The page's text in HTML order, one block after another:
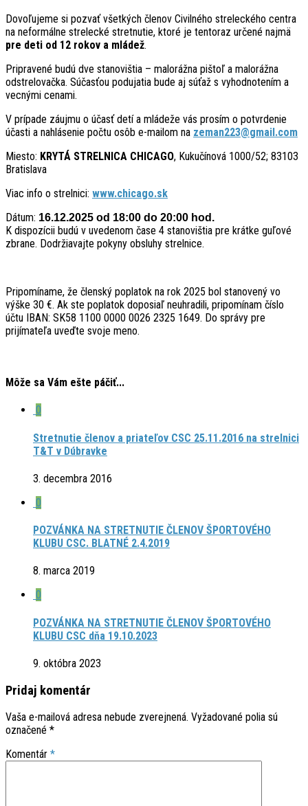
Dovoľujeme si pozvať všetkých členov Civilného streleckého centra
na neformálne strelecké stretnutie, ktoré je tentoraz určené najmä
pre deti od 12 rokov a mládež.
Pripravené budú dve stanovištia – malorážna pištoľ a malorážna
odstrelovačka. Súčasťou podujatia bude aj súťaž s vyhodnotením a
vecnými cenami.
V prípade záujmu o účasť detí a mládeže vás prosím o potvrdenie
účasti a nahlásenie počtu osôb e-mailom na zeman223@gmail.com
Miesto: KRYTÁ STRELNICA CHICAGO, Kukučínová 1000/52; 83103
Bratislava
Viac info o strelnici: www.chicago.sk
Dátum: 16.12.2025 od 18:00 do 20:00 hod.
K dispozícii budú v uvedenom čase 4 stanovištia pre krátke guľové
zbrane. Dodržiavajte pokyny obsluhy strelnice.
Pripomíname, že členský poplatok na rok 2025 bol stanovený vo
výške 30 €. Ak ste poplatok doposiaľ neuhradili, pripomínam číslo
účtu IBAN: SK58 1100 0000 0026 2325 1649. Do správy pre
prijímateľa uveďte svoje meno.
Môže sa Vám ešte páčiť...
0
Stretnutie členov a priateľov CSC 25.11.2016 na strelnici
T&T v Dúbravke
3. decembra 2016
0
POZVÁNKA NA STRETNUTIE ČLENOV ŠPORTOVÉHO
KLUBU CSC. BLATNÉ 2.4.2019
8. marca 2019
0
POZVÁNKA NA STRETNUTIE ČLENOV ŠPORTOVÉHO
KLUBU CSC dňa 19.10.2023
9. októbra 2023
Pridaj komentár
Vaša e-mailová adresa nebude zverejnená. Vyžadované polia sú
označené *
Komentár *